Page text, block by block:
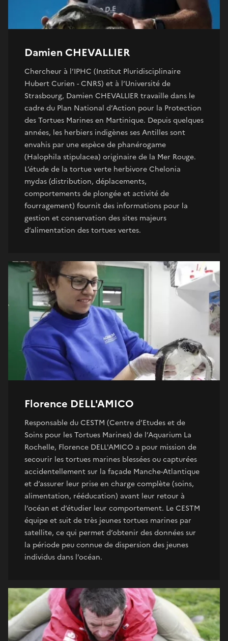
Damien CHEVALLIER
Chercheur à l’IPHC (Institut Pluridisciplinaire
Hubert Curien - CNRS) et à l’Université de
Strasbourg, Damien CHEVALLIER travaille dans le
cadre du Plan National d’Action pour la Protection
des Tortues Marines en Martinique. Depuis quelques
années, les herbiers indigènes ses Antilles sont
envahis par une espèce de phanérogame
(Halophila stipulacea) originaire de la Mer Rouge.
L’étude de la tortue verte herbivore Chelonia
mydas (distribution, déplacements,
comportements de plongée et activité de
fourragement) fournit des informations pour la
gestion et conservation des sites majeurs
d’alimentation des tortues vertes.
Florence DELL'AMICO
Responsable du CESTM (Centre d’Etudes et de
Soins pour les Tortues Marines) de l’Aquarium La
Rochelle, Florence DELL'AMICO a pour mission de
secourir les tortues marines blessées ou capturées
accidentellement sur la façade Manche-Atlantique
et d’assurer leur prise en charge complète (soins,
alimentation, rééducation) avant leur retour à
l’océan et d’étudier leur comportement. Le CESTM
équipe et suit de très jeunes tortues marines par
satellite, ce qui permet d’obtenir des données sur
la période peu connue de dispersion des jeunes
individus dans l’océan.